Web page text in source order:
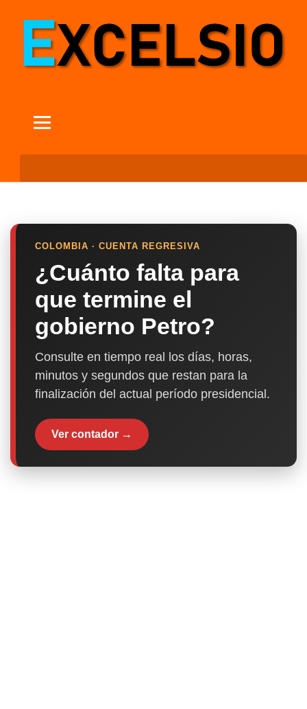
COLOMBIA · CUENTA REGRESIVA
¿Cuánto falta para
que termine el
gobierno Petro?
Consulte en tiempo real los días, horas,
minutos y segundos que restan para la
finalización del actual período presidencial.
Ver contador →